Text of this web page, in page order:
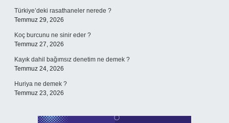
Türkiye’deki rasathaneler nerede ?
Temmuz 29, 2026
Koç burcunu ne sinir eder ?
Temmuz 27, 2026
Kayık dahil bağımsız denetim ne demek ?
Temmuz 24, 2026
Huriya ne demek ?
Temmuz 23, 2026